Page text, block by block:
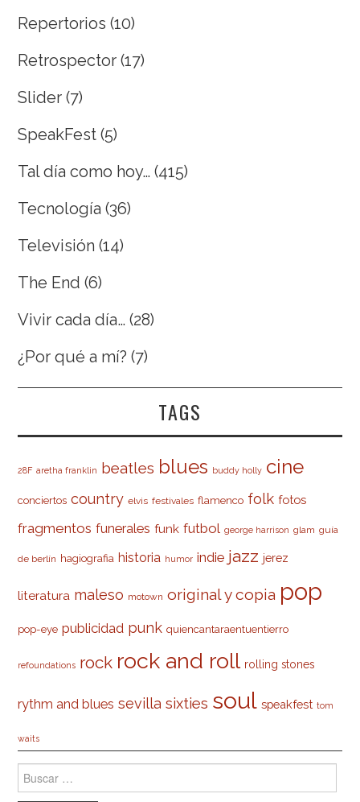
Repertorios (10)
Retrospector (17)
Slider (7)
SpeakFest (5)
Tal día como hoy… (415)
Tecnología (36)
Televisión (14)
The End (6)
Vivir cada día… (28)
¿Por qué a mí? (7)
TAGS
28F aretha franklin beatles blues buddy holly cine
conciertos country elvis festivales flamenco folk fotos
fragmentos funerales funk futbol george harrison glam guía
de berlín hagiografia historia humor indie jazz jerez
literatura maleso motown original y copia pop
pop-eye publicidad punk quiencantaraentuentierro
refoundations rock rock and roll rolling stones
rythm and blues sevilla sixties soul speakfest tom
waits
Buscar: